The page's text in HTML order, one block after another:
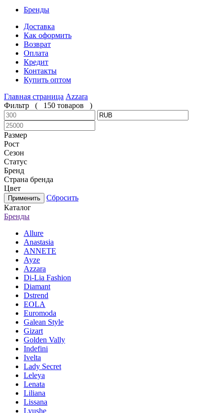
Бренды
Доставка
Как оформить
Возврат
Оплата
Кредит
Контакты
Купить оптом
Главная страница Azzara
Фильтр
( 150 товаров )
Размер
Рост
Сезон
Статус
Бренд
Страна бренда
Цвет
Сбросить
Каталог
Бренды
Allure
Anastasia
ANNETE
Ayze
Azzara
Di-Lia Fashion
Diamant
Dstrend
EOLA
Euromoda
Galean Style
Gizart
Golden Vally
Indefini
Ivelta
Lady Secret
Leleya
Lenata
Liliana
Lissana
Lyushe